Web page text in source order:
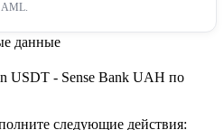
AML.
данные
USDT - Sense Bank UAH по
следующие действия: